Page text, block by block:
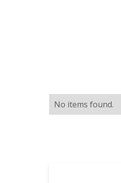
No items found.